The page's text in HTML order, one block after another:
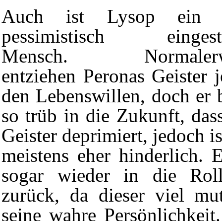
Auch ist Lysop ein
pessimistisch
Mensch.
entziehen Peronas Geister
den Lebenswillen, doch er
so trüb in die Zukunft,
Geister deprimiert, jedoch
meistens eher hinderlich.
sogar wieder in die
zurück, da dieser viel
seine wahre